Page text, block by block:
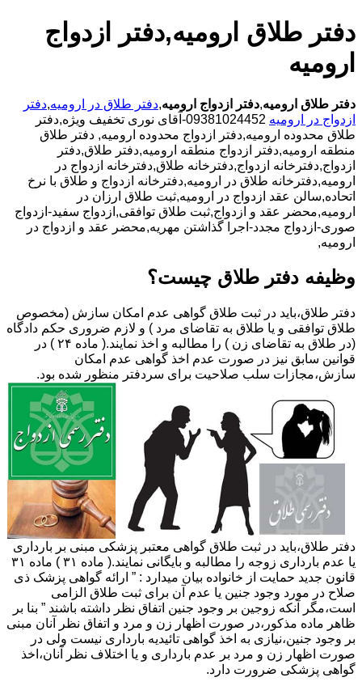
دفتر طلاق ارومیه,دفتر ازدواج
ارومیه
دفتر طلاق ارومیه,دفتر ازدواج ارومیه,دفتر طلاق در ارومیه,دفتر
ازدواج در ارومیه
09381024452-آقای نوری تخفیف ویژه,دفتر
طلاق محدوده ارومیه,دفتر ازدواج محدوده ارومیه, دفتر طلاق
منطقه ارومیه,دفتر ازدواج منطقه ارومیه,دفتر طلاق,دفتر
ازدواج,دفترخانه ازدواج,دفترخانه طلاق,دفترخانه ازدواج در
ارومیه,دفترخانه طلاق در ارومیه,دفترخانه ازدواج و طلاق با نرخ
اتحاده,سالن عقد ازدواج در ارومیه,ثبت طلاق ارزان در
ارومیه,محضر عقد و ازدواج,ثبت طلاق توافقی,ازدواج سفید-ازدواج
صوری-ازدواج مجدد-اجرا گذاشتن مهریه,محضر عقد و ازدواج در
ارومیه,
وظیفه دفتر طلاق چیست؟
دفتر طلاق،باید در ثبت طلاق گواهی عدم امکان سازش (مخصوص
طلاق توافقی و یا طلاق به تقاضای مرد ) و لازم ضروری حکم دادگاه
(در طلاق به تقاضای زن ) را مطالبه و اخذ نمایند.( ماده ۲۴ ) در
قوانین سابق نیز در صورت عدم اخذ گواهی عدم امکان
سازش،مجازات سلب صلاحیت برای سردفتر منظور شده بود.
دفتر طلاق،باید در ثبت طلاق گواهی معتبر پزشکی مبنی بر بارداری
یا عدم بارداری زوجه را مطالبه و بایگانی نمایند.( ماده ۳۱ ) ماده ۳۱
قانون جدید حمایت از خانواده بیان میدارد : ” ارائه گواهی پزشک ذی
صلاح در مورد وجود جنین یا عدم آن برای ثبت طلاق الزامی
است،مگر آنکه زوجین بر وجود جنین اتفاق نظر داشته باشند ” بنا بر
ظاهر ماده مذکور،در صورت اظهار زن و مرد و اتفاق نظر آنان مبنی
بر وجود جنین،نیازی به اخذ گواهی تائیدیه بارداری نیست ولی در
صورت اظهار زن و مرد بر عدم بارداری و یا اختلاف نظر آنان،اخذ
گواهی پزشکی ضرورت دارد.